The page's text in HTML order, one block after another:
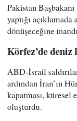
Pakistan
yaptığı
dönüşeceğine
Körfez’de
ABD-İsrail
ardından İran’ın
kapatması, küresel
oluşturdu.